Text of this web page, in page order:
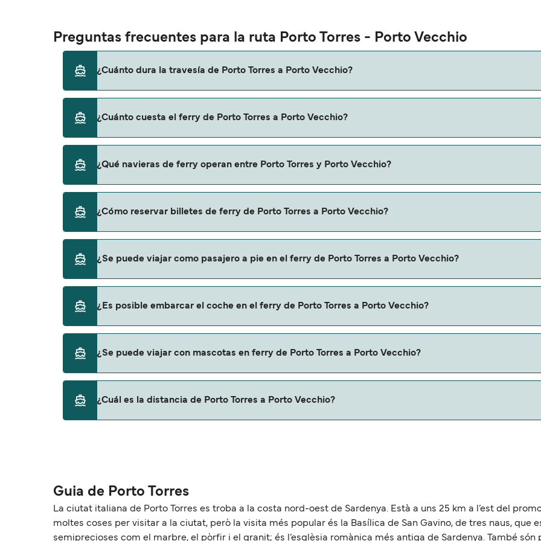
Preguntas frecuentes para la ruta Porto Torres - Porto Vecchio
¿Cuánto dura la travesía de Porto Torres a Porto Vecchio?
una temporada a otra, por lo que te recomendamos que verifiques online la información más actualizada.
¿Cuánto cuesta el ferry de Porto Torres a Porto Vecchio?
de 44€. El precio no incluye los gastos de reserva.
¿Qué navieras de ferry operan entre Porto Torres y Porto Vecchio?
¿Cómo reservar billetes de ferry de Porto Torres a Porto Vecchio?
página de ofertas para descrubrir las últimas promociones y descuentos de las compañías navieras.
¿Se puede viajar como pasajero a pie en el ferry de Porto Torres a Porto Vecchio?
¿Es posible embarcar el coche en el ferry de Porto Torres a Porto Vecchio?
¿Se puede viajar con mascotas en ferry de Porto Torres a Porto Vecchio?
con mascotas con:
¿Cuál es la distancia de Porto Torres a Porto Vecchio?
Guia de Porto Torres
La ciutat italiana de Porto Torres es troba a la costa nord-oest de Sardenya. Està a uns 25 km a l’est del
moltes coses per visitar a la ciutat, però la visita més popular és la Basílica de San Gavino, de tres naus, que
semiprecioses com el marbre, el pòrfir i el granit; és l’esglèsia romànica més antiga de Sardenya. També